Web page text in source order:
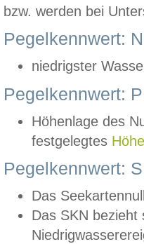
bzw. werden bei
Pegelkennwert:
niedrigster
Pegelkennwert:
Höhenlage des
festgelegtes
Pegelkennwert:
Das
Das SKN